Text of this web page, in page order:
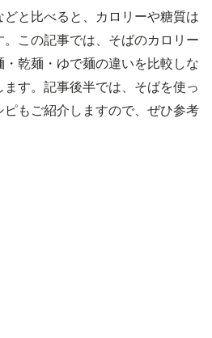
と比べると、カロリーや糖質は
この記事では、そばのカロリー
乾麺・ゆで麺の違いを比較しな
す。記事後半では、そばを使っ
もご紹介しますので、ぜひ参考